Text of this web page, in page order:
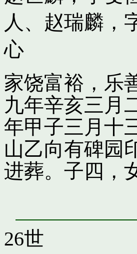
人 、 赵瑞麟，
心
家饶富裕，乐
九年辛亥三月
年甲子三月十
山乙向有碑园
进葬。子四，
26世